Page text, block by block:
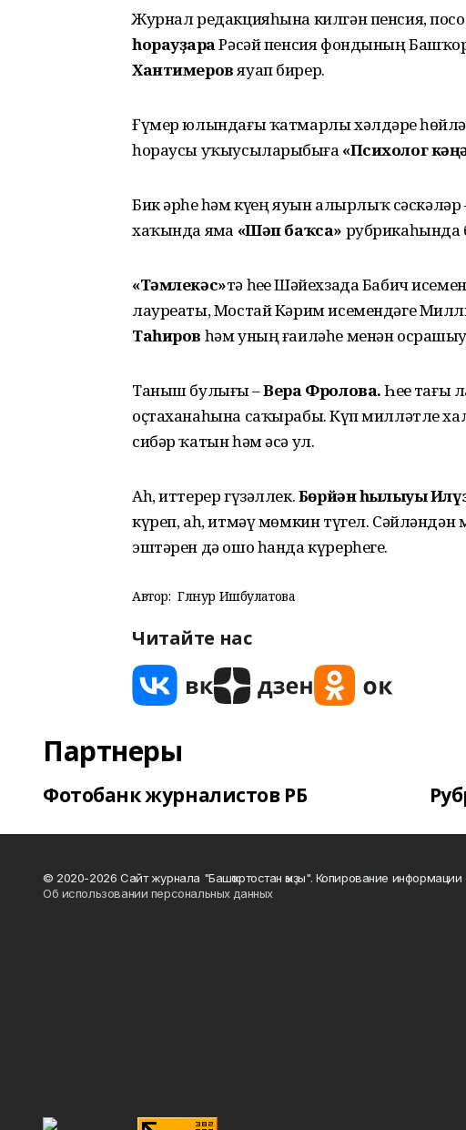
Журнал редакцияһына килгән пенсия,
һорауҙарғаРәсәй пенсия фондының
Хантимеровяуап бирер.
Ғүмер юлындағы ҡатмарлы хәлдәрҙе
һораусы уҡыусыларыбыҙға «Психолог
Бик әрһеҙ һәм күҙҙең яуын алырлыҡ
хаҡында яҙма «Шәп баҡса» рубрикаһында
«Тәмлекәс»тә һеҙҙе Шәйехзада Бабич
лауреаты, Мостай Кәрим исемендәге
Таһиров һәм уның ғаиләһе менән осрашыу
Таныш булығыҙ –Вера Фролова.Һеҙҙе тағы
оҫтаханаһына саҡырабыҙ. Күп милләтле
сибәр ҡатын һәм әсә ул.
Аһ, иттерер гүзәллек.Бөрйән һылыуы
күреп, аһ, итмәү мөмкин түгел.
эштәрен дә ошо һанда күрерһегеҙ.
Автор: Гөлнур Ишбулатова
Читайте нас
Партнеры
Фотобанк журналистов РБ
© 2020-2026 Сайт журнала "Башҡортостан ҡыҙы". Копирование
Об использовании персональных данных